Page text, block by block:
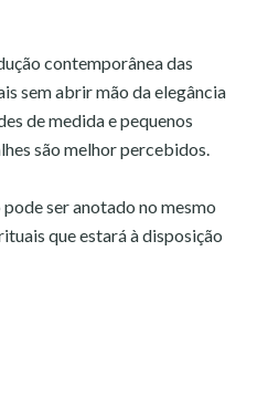
contemporânea das
sem abrir mão da elegância
de medida e pequenos
são melhor percebidos.
ser anotado no mesmo
que estará à disposição